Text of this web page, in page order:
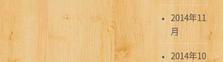
2014年11
月
2014年10